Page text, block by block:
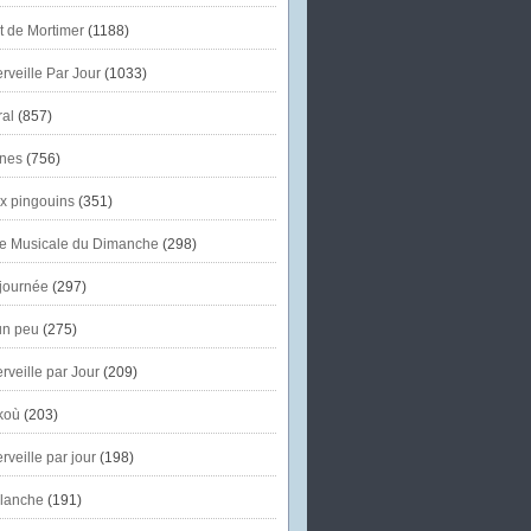
de Mortimer(1188)
Par Jour(1033)
(857)
(756)
pingouins(351)
Musicale du Dimanche (298)
(297)
peu (275)
par Jour(209)
(203)
par jour(198)
(191)